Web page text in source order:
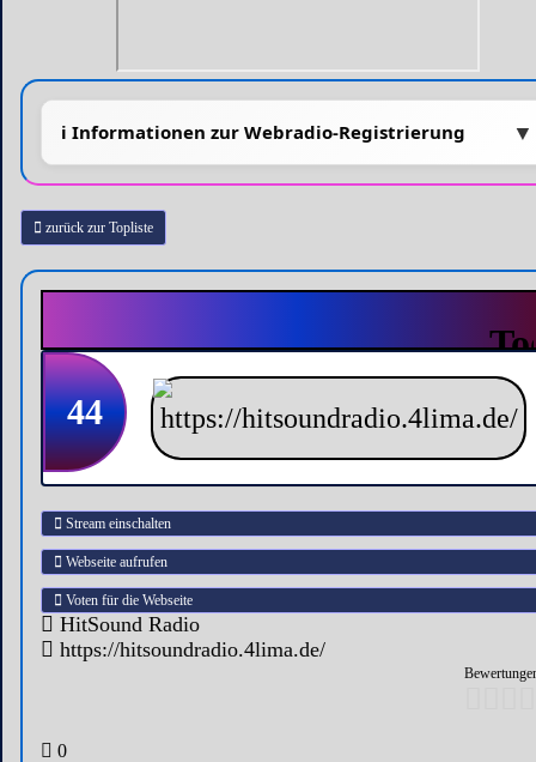
zurück zur Topliste
44
Stream einschalten
Webseite aufrufen
Voten für die Webseite
HitSound Radio
https://hitsoundradio.4lima.de/
0